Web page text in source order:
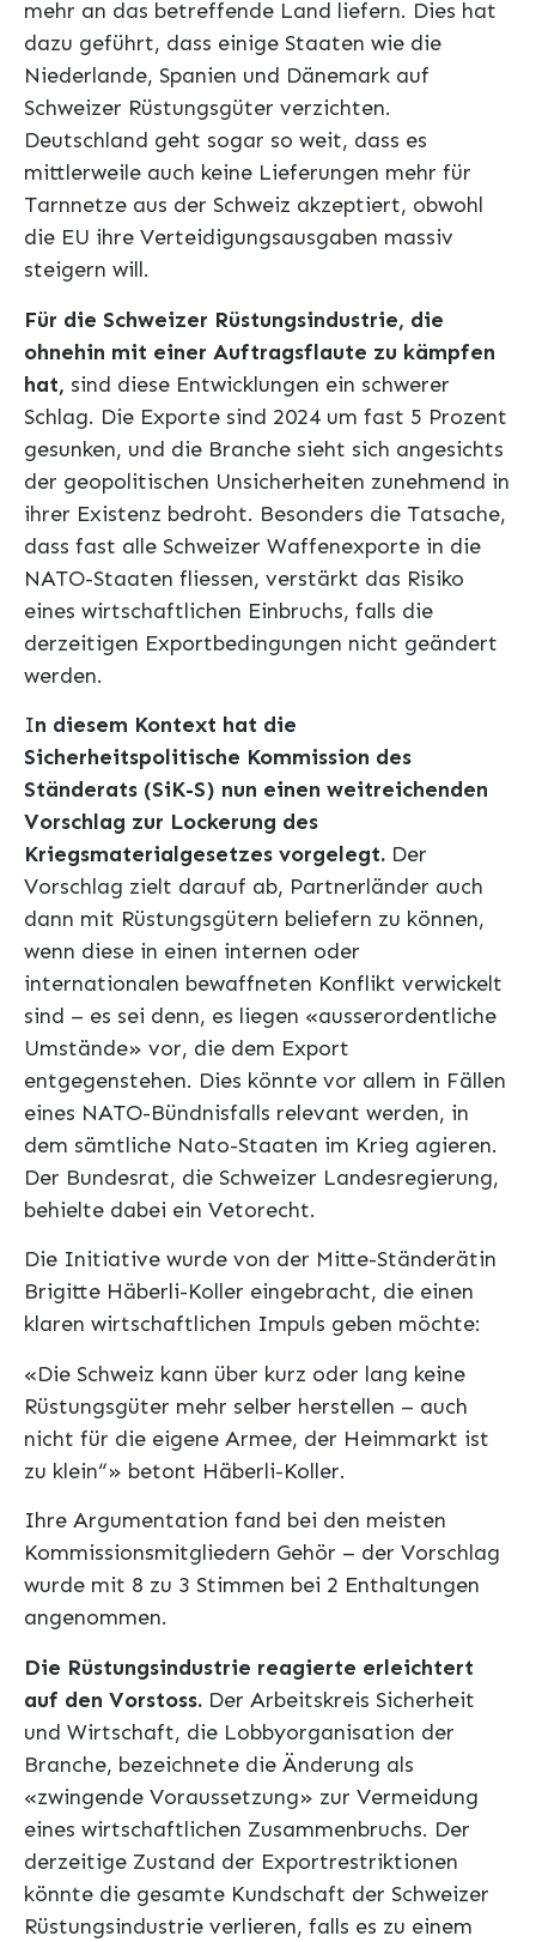
mehr an das betreffende Land liefern. Dies hat
dazu geführt, dass einige Staaten wie die
Niederlande, Spanien und Dänemark auf
Schweizer Rüstungsgüter verzichten.
Deutschland geht sogar so weit, dass es
mittlerweile auch keine Lieferungen mehr für
Tarnnetze aus der Schweiz akzeptiert, obwohl
die EU ihre Verteidigungsausgaben massiv
steigern will.
Für die Schweizer Rüstungsindustrie, die
ohnehin mit einer Auftragsflaute zu kämpfen
hat, sind diese Entwicklungen ein schwerer
Schlag. Die Exporte sind 2024 um fast 5 Prozent
gesunken, und die Branche sieht sich angesichts
der geopolitischen Unsicherheiten zunehmend in
ihrer Existenz bedroht. Besonders die Tatsache,
dass fast alle Schweizer Waffenexporte in die
NATO-Staaten fliessen, verstärkt das Risiko
eines wirtschaftlichen Einbruchs, falls die
derzeitigen Exportbedingungen nicht geändert
werden.
In diesem Kontext hat die
Sicherheitspolitische Kommission des
Ständerats (SiK-S) nun einen weitreichenden
Vorschlag zur Lockerung des
Kriegsmaterialgesetzes vorgelegt. Der
Vorschlag zielt darauf ab, Partnerländer auch
dann mit Rüstungsgütern beliefern zu können,
wenn diese in einen internen oder
internationalen bewaffneten Konflikt verwickelt
sind – es sei denn, es liegen «ausserordentliche
Umstände» vor, die dem Export
entgegenstehen. Dies könnte vor allem in Fällen
eines NATO-Bündnisfalls relevant werden, in
dem sämtliche Nato-Staaten im Krieg agieren.
Der Bundesrat, die Schweizer Landesregierung,
behielte dabei ein Vetorecht.
Die Initiative wurde von der Mitte-Ständerätin
Brigitte Häberli-Koller eingebracht, die einen
klaren wirtschaftlichen Impuls geben möchte:
«Die Schweiz kann über kurz oder lang keine
Rüstungsgüter mehr selber herstellen – auch
nicht für die eigene Armee, der Heimmarkt ist
zu klein“» betont Häberli-Koller.
Ihre Argumentation fand bei den meisten
Kommissionsmitgliedern Gehör – der Vorschlag
wurde mit 8 zu 3 Stimmen bei 2 Enthaltungen
angenommen.
Die Rüstungsindustrie reagierte erleichtert
auf den Vorstoss. Der Arbeitskreis Sicherheit
und Wirtschaft, die Lobbyorganisation der
Branche, bezeichnete die Änderung als
«zwingende Voraussetzung» zur Vermeidung
eines wirtschaftlichen Zusammenbruchs. Der
derzeitige Zustand der Exportrestriktionen
könnte die gesamte Kundschaft der Schweizer
Rüstungsindustrie verlieren, falls es zu einem